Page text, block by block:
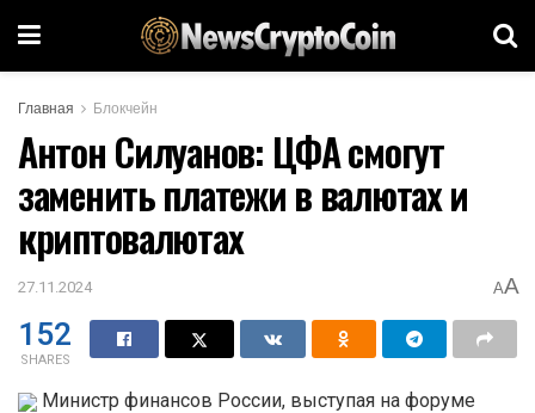
Главная Блокчейн
Антон Силуанов: ЦФА смогут
заменить платежи в валютах и
криптовалютах
27.11.2024 AA
152
SHARES
Министр финансов России, выступая на форуме